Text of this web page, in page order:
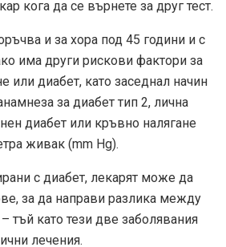
кога да се върнете за друг тест.
и за хора под 45 години и с
има други рискови фактори за
или диабет, като заседнал начин
за диабет тип 2, лична
диабет или кръвно налягане
живак (mm Hg).
с диабет, лекарят може да
за да направи разлика между
тъй като тези две заболявания
лечения.